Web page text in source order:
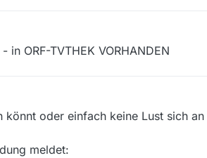
in ORF-TVTHEK VORHANDEN
oder einfach keine Lust sich
meldet: